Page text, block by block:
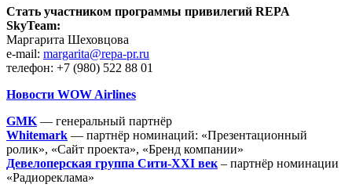
Стать участником программы привилегий REPA
SkyTeam:
Маргарита Шеховцова
e-mail: margarita@repa-pr.ru
телефон: +7 (980) 522 88 01
Новости WOW Airlines
GMK — генеральный партнёр
Whitemark — партнёр номинаций: «Презентационный
ролик», «Сайт проекта», «Бренд компании»
Девелоперская группа Сити-XXI век – партнёр номинации
«Радиореклама»